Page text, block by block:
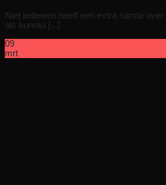
Niet iedereen heeft een extra ruimte
als bureau [...]
09
mrt